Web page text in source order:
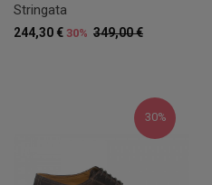
Stringata
349,00 €
244,30 € 30%
30%